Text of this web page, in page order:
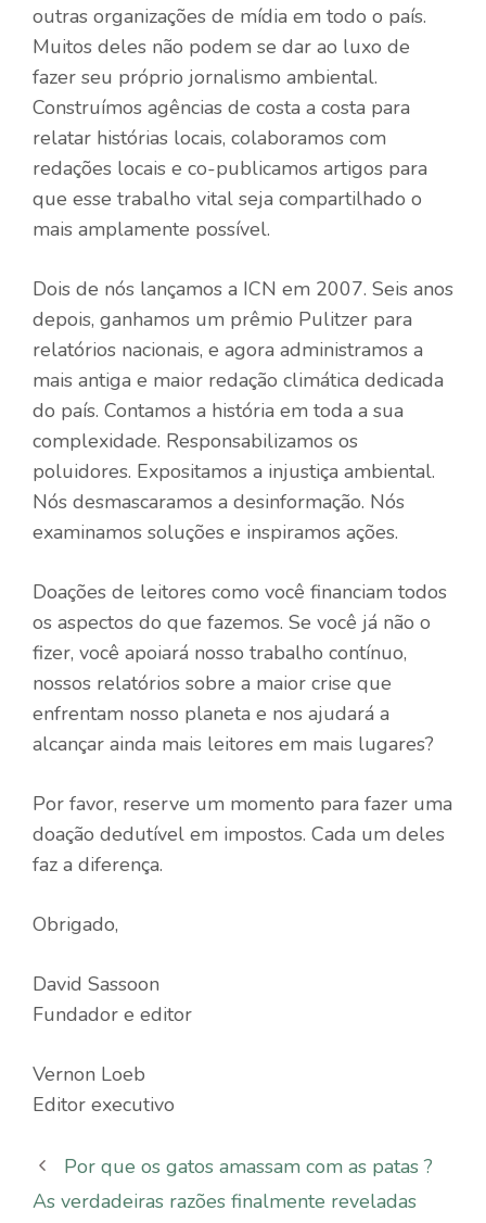
outras organizações de mídia em todo o país.
Muitos deles não podem se dar ao luxo de
fazer seu próprio jornalismo ambiental.
Construímos agências de costa a costa para
relatar histórias locais, colaboramos com
redações locais e co-publicamos artigos para
que esse trabalho vital seja compartilhado o
mais amplamente possível.
Dois de nós lançamos a ICN em 2007. Seis anos
depois, ganhamos um prêmio Pulitzer para
relatórios nacionais, e agora administramos a
mais antiga e maior redação climática dedicada
do país. Contamos a história em toda a sua
complexidade. Responsabilizamos os
poluidores. Expositamos a injustiça ambiental.
Nós desmascaramos a desinformação. Nós
examinamos soluções e inspiramos ações.
Doações de leitores como você financiam todos
os aspectos do que fazemos. Se você já não o
fizer, você apoiará nosso trabalho contínuo,
nossos relatórios sobre a maior crise que
enfrentam nosso planeta e nos ajudará a
alcançar ainda mais leitores em mais lugares?
Por favor, reserve um momento para fazer uma
doação dedutível em impostos. Cada um deles
faz a diferença.
Obrigado,
David Sassoon
Fundador e editor
Vernon Loeb
Editor executivo
Por que os gatos amassam com as patas ?
As verdadeiras razões finalmente reveladas